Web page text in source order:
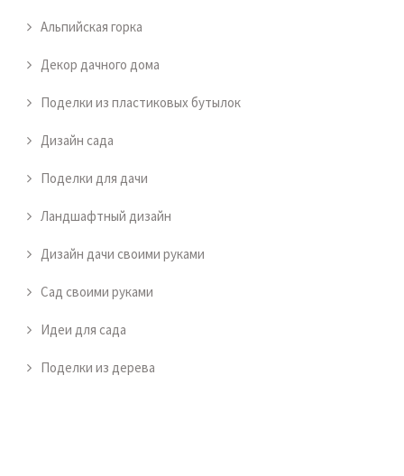
Альпийская горка
Декор дачного дома
Поделки из пластиковых бутылок
Дизайн сада
Поделки для дачи
Ландшафтный дизайн
Дизайн дачи своими руками
Сад своими руками
Идеи для сада
Поделки из дерева